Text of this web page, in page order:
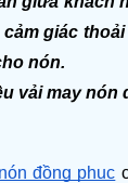
giác
nón.
vải may
nón đồng phục